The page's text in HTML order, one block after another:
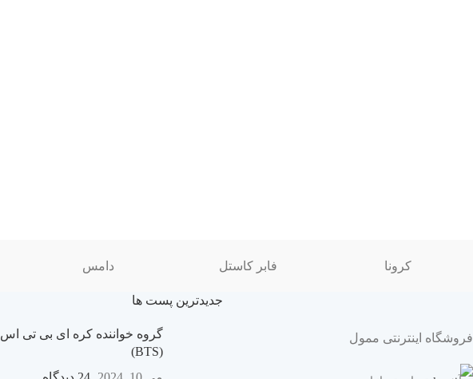
کرونا فابر کاستل دامس
فروشگاه اینترنتی ممول
جدیدترین پست ها
گروه خواننده کره ای بی تی اس
(BTS)